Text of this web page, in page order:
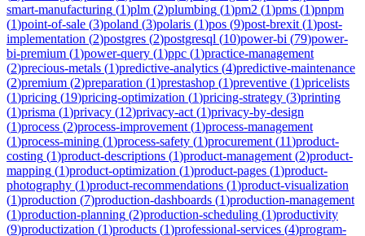
smart-manufacturing (1)plm (2)plumbing (1)pm2 (1)pms (1)pnpm
(1)point-of-sale (3)poland (3)polaris (1)pos (9)post-brexit (1)post-
implementation (2)postgres (2)postgresql (10)power-bi (79)power-
bi-premium (1)power-query (1)ppc (1)practice-management
(2)precious-metals (1)predictive-analytics (4)predictive-maintenance
(2)premium (2)preparation (1)prestashop (1)preventive (1)pricelists
(1)pricing (19)pricing-optimization (1)pricing-strategy (3)printing
(1)prisma (1)privacy (12)privacy-act (1)privacy-by-design
(1)process (2)process-improvement (1)process-management
(1)process-mining (1)process-safety (1)procurement (11)product-
costing (1)product-descriptions (1)product-management (2)product-
mapping (1)product-optimization (1)product-pages (1)product-
photography (1)product-recommendations (1)product-visualization
(1)production (7)production-dashboards (1)production-management
(1)production-planning (2)production-scheduling (1)productivity
(9)productization (1)products (1)professional-services (4)program-